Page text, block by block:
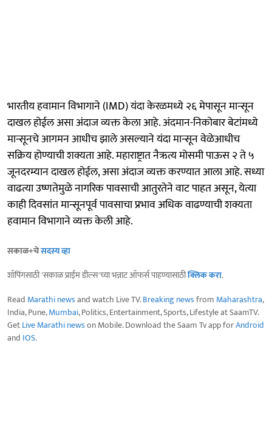
भारतीय हवामान विभागाने (IMD) यंदा केरळमध्ये २६ मेपासून मान्सून
दाखल होईल असा अंदाज व्यक्त केला आहे. अंदमान-निकोबार बेटांमध्ये
मान्सूनचे आगमन आधीच झाले असल्याने यंदा मान्सून वेळेआधीच
सक्रिय होण्याची शक्यता आहे. महाराष्ट्रात नैऋत्य मोसमी पाऊस २ ते ५
जूनदरम्यान दाखल होईल, असा अंदाज व्यक्त करण्यात आला आहे. सध्या
वाढत्या उष्णतेमुळे नागरिक पावसाची आतुरतेने वाट पाहत असून, येत्या
काही दिवसांत मान्सूनपूर्व पावसाचा प्रभाव अधिक वाढण्याची शक्यता
हवामान विभागाने व्यक्त केली आहे.
सकाळ+चेसदस्य व्हा
शॉपिंगसाठी 'सकाळ प्राईम डील्स'च्या भन्नाट ऑफर्स पाहण्यासाठीक्लिक करा.
Read Marathi newsand watch Live TV.Breaking newsfrom Maharashtra,
India, Pune,Mumbai, Politics, Entertainment, Sports, Lifestyle at SaamTV.
GetLive Marathi newson Mobile. Download the Saam Tv app forAndroid
and IOS.